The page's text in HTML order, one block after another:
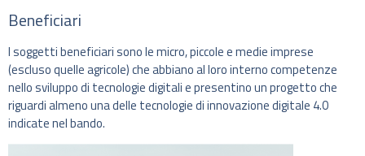
Beneficiari
I soggetti beneficiari sono le micro, piccole e medie imprese
(escluso quelle agricole) che abbiano al loro interno competenze
nello sviluppo di tecnologie digitali e presentino un progetto che
riguardi almeno una delle tecnologie di innovazione digitale 4.0
indicate nel bando.